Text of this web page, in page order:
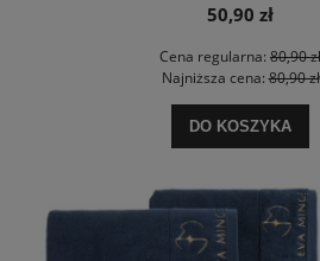
50,90 zł
Cena regularna: 80,90 zł
Najniższa cena:80,90 zł
DO KOSZYKA